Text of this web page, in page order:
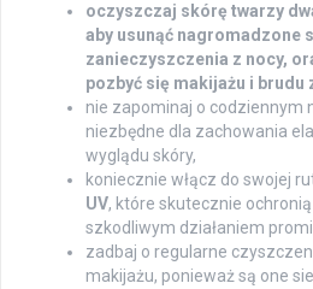
oczyszczaj skórę twarzy
aby usunąć nagromadzone
zanieczyszczenia z nocy,
pozbyć się makijażu i brudu
nie zapominaj o codziennym
niezbędne dla zachowania
wyglądu skóry,
koniecznie włącz do swojej
UV, które skutecznie
szkodliwym działaniem
zadbaj o regularne
makijażu, ponieważ są one